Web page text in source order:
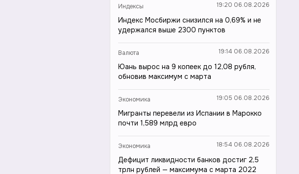
Индексы 19:20 06.08.2026
Индекс Мосбиржи снизился на 0,69% и не
удержался выше 2300 пунктов
Валюта 19:14 06.08.2026
Юань вырос на 9 копеек до 12,08 рубля,
обновив максимум с марта
Экономика 19:05 06.08.2026
Мигранты перевели из Испании в Марокко
почти 1,589 млрд евро
Экономика 18:54 06.08.2026
Дефицит ликвидности банков достиг 2,5
трлн рублей — максимума с марта 2022